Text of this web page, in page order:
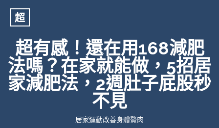
超
超有感！還在用168減肥
法嗎？在家就能做，5招居
家減肥法，2週肚子屁股秒
不見
居家運動改善身體贅肉